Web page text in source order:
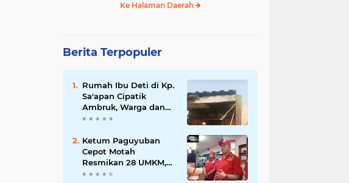
Ke Halaman Daerah
Berita Terpopuler
Rumah Ibu Deti di Kp.
Sa'apan Cipatik
Ambruk, Warga dan
Pemdes Sigap Bantu
Ketum Paguyuban
Cepot Motah
Resmikan 28 UMKM,
Siap Gelar Festival